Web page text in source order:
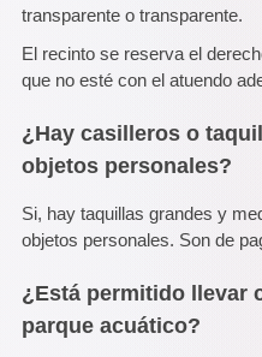
transparente o transparente.
El recinto se reserva el
que no esté con el atuendo
¿Hay casilleros o
objetos personales?
Si, hay taquillas grandes y
objetos personales. Son de
¿Está permitido llevar
parque acuático?